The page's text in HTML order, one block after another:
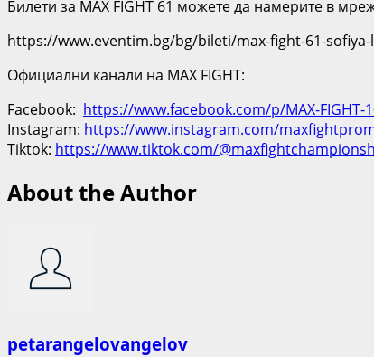
Билети за MAX FIGHT 61 можете да намерите в
https://www.eventim.bg/bg/bileti/max-fight-61-
Официални канали на MAX FIGHT:
Facebook: https://www.facebook.com/p/MAX-FIGHT-
Instagram: https://www.instagram.com/
Tiktok: https://www.tiktok.com/
About the Author
petarangelovangelov